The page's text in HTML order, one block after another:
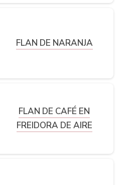
FLAN DE NARANJA
FLAN DE CAFÉ EN
FREIDORA DE AIRE